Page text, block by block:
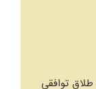
توافقی